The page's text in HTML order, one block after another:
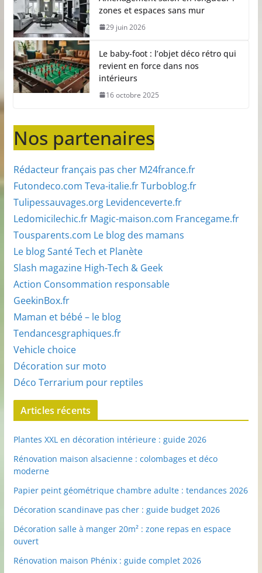
zones et espaces sans mur
29 juin 2026
Le baby-foot : l’objet déco rétro qui
revient en force dans nos
intérieurs
16 octobre 2025
Nos partenaires
Rédacteur français pas cher M24france.fr
Futondeco.com Teva-italie.frTurboblog.fr
Tulipessauvages.org Levidenceverte.fr
Ledomicilechic.fr Magic-maison.com Francegame.fr
Tousparents.com Le blog des mamans
Le blog Santé Tech et Planète
Slash magazine High-Tech & Geek
Action Consommation responsable
GeekinBox.fr
Maman et bébé – le blog
Tendancesgraphiques.fr
Vehicle choice
Décoration sur moto
Déco Terrarium pour reptiles
Articles récents
Plantes XXL en décoration intérieure : guide 2026
Rénovation maison alsacienne : colombages et déco
moderne
Papier peint géométrique chambre adulte : tendances 2026
Décoration scandinave pas cher : guide budget 2026
Décoration salle à manger 20m² : zone repas en espace
ouvert
Rénovation maison Phénix : guide complet 2026